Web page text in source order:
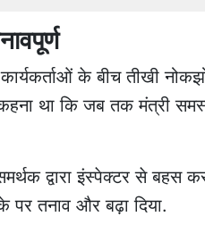
के बीच तीखी
था कि जब तक मंत्री
द्वारा इंस्पेक्टर से बहस
तनाव और बढ़ा दिया.